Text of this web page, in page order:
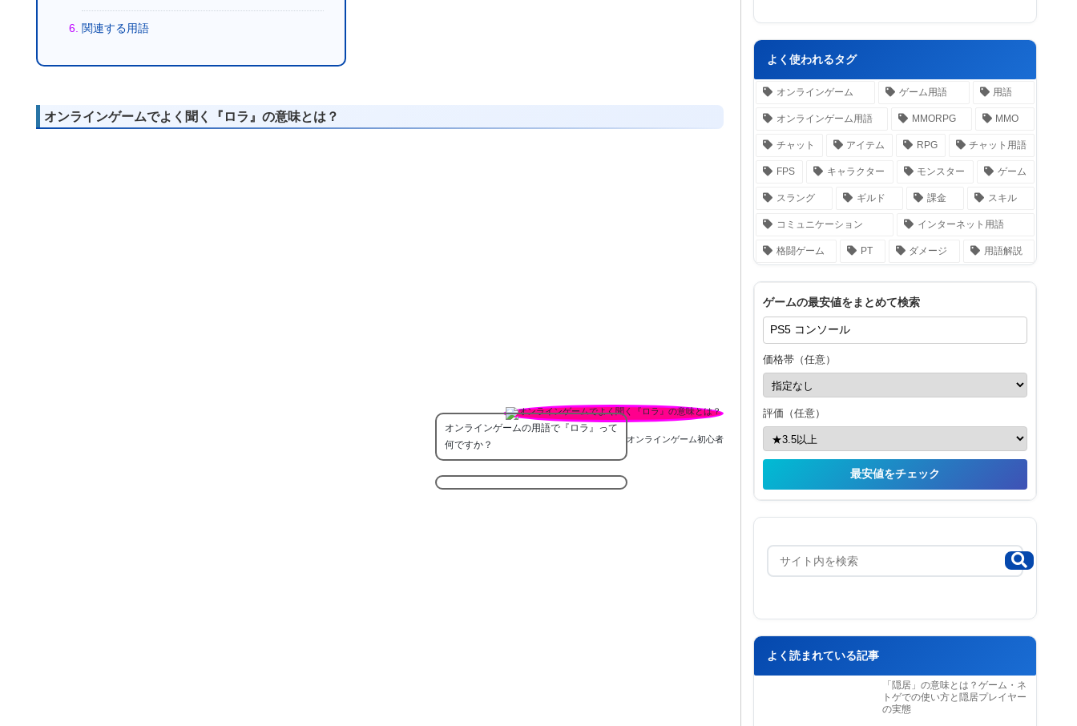
関連する用語
オンラインゲームでよく聞く『ロラ』の意味とは？
オンラインゲーム初心者
オンラインゲームの用語で『ロラ』って
何ですか？
よく使われるタグ
オンラインゲーム ゲーム用語 用語
オンラインゲーム用語 MMORPG MMO
チャット アイテム RPG チャット用語
FPS キャラクター モンスター ゲーム
スラング ギルド 課金 スキル
コミュニケーション インターネット用語
格闘ゲーム PT ダメージ 用語解説
ゲームの最安値をまとめて検索
価格帯（任意）
評価（任意）
最安値をチェック
よく読まれている記事
「隠居」の意味とは？ゲーム・ネ
トゲでの使い方と隠居プレイヤー
の実態